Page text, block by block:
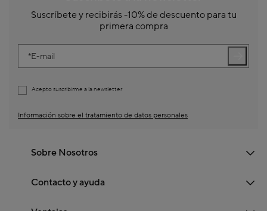
Suscríbete y recibirás -10% de descuento para tu
primera compra
E-mail
Acepto suscribirme a la newsletter
Información sobre el tratamiento de datos personales
Sobre Nosotros
Contacto y ayuda